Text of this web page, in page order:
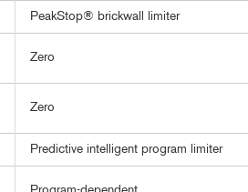
PeakStop® brickwall limiter
Zero
Zero
Predictive intelligent program limiter